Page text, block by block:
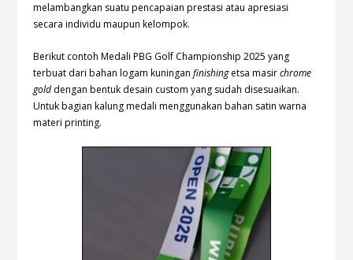
melambangkan suatu pencapaian prestasi atau apresiasi
secara individu maupun kelompok.
Berikut contoh Medali PBG Golf Championship 2025 yang
terbuat dari bahan logam kuninganfinishingetsa masirchrome
gold dengan bentuk desain custom yang sudah disesuaikan.
Untuk bagian kalung medali menggunakan bahan satin warna
materi printing.